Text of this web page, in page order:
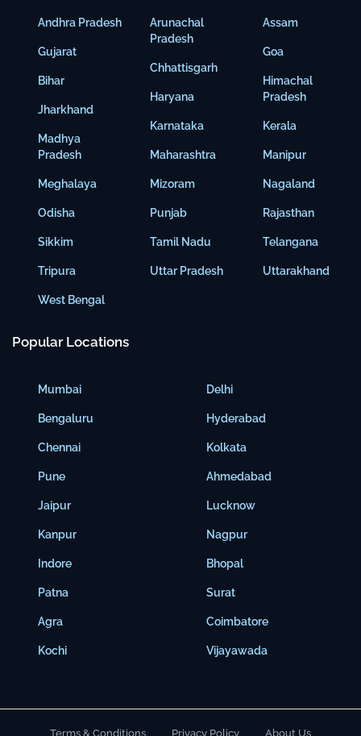
Andhra Pradesh
Gujarat
Bihar
Jharkhand
Madhya
Pradesh
Meghalaya
Odisha
Sikkim
Tripura
West Bengal
Arunachal
Pradesh
Chhattisgarh
Haryana
Karnataka
Maharashtra
Mizoram
Punjab
Tamil Nadu
Uttar Pradesh
Assam
Goa
Himachal
Pradesh
Kerala
Manipur
Nagaland
Rajasthan
Telangana
Uttarakhand
Popular Locations
Mumbai
Bengaluru
Chennai
Pune
Jaipur
Kanpur
Indore
Patna
Agra
Kochi
Delhi
Hyderabad
Kolkata
Ahmedabad
Lucknow
Nagpur
Bhopal
Surat
Coimbatore
Vijayawada
Terms & Conditions Privacy Policy About Us